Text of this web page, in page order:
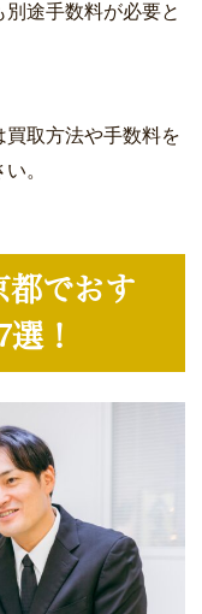
途手数料が必要と
取方法や手数料を
。
都でおす
！